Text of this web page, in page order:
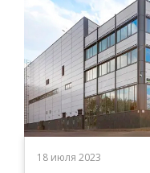
18 июля 2023